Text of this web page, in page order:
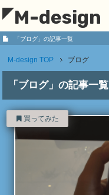
M-design
「ブログ」の記事一覧
M-design TOP ブログ
「ブログ」の記事一覧
買ってみた